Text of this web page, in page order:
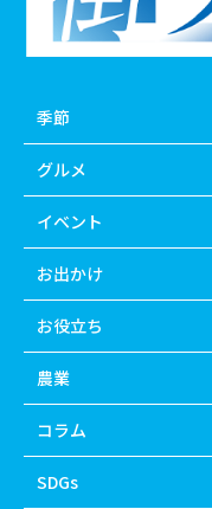
季節
グルメ
イベント
お出かけ
お役立ち
農業
コラム
SDGs